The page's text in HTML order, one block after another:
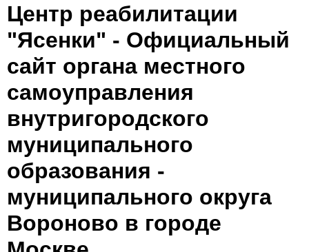
Центр реабилитации
"Ясенки" - Официальный
сайт органа местного
самоуправления
внутригородского
муниципального
образования -
муниципального округа
Вороново в городе